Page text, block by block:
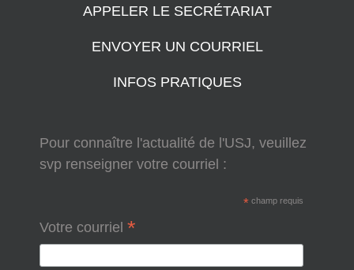
APPELER LE SECRÉTARIAT
ENVOYER UN COURRIEL
INFOS PRATIQUES
Pour connaître l'actualité de l'USJ, veuillez
svp renseigner votre courriel :
* champ requis
Votre courriel *